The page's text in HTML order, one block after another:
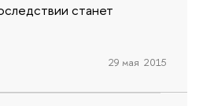
станет
29 мая 2015